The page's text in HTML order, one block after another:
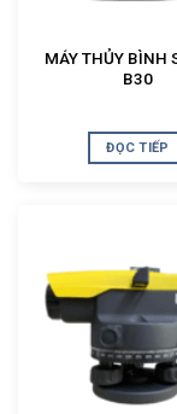
MÁY THỦY BÌNH
B30
ĐỌC TIẾP